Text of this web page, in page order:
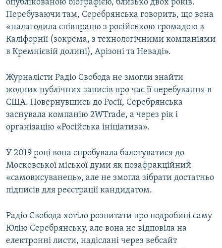
опублікованою біографією, близько двох років.
Перебуваючи там, Серебрянська говорить, що вона
«налагодила співпрацю з російською громадою в
Каліфорнії (зокрема, з технологічними компаніями
в Кремнієвій долині), Арізоні та Неваді».
Журналісти Радіо Свобода не змогли знайти
жодних публічних записів про час її перебування в
США. Повернувшись до Росії, Серебрянська
заснувала компанію 2WTrade, а через рік і
організацію «Російська ініціатива».
У 2019 році вона спробувала балотуватися до
Московської міської думи як позафракційний
«самовисуванець», але не змогла зібрати достатньо
підписів для реєстрації кандидатом.
Радіо Свобода хотіло розпитати про подробиці саму
Юлію Серебрянську, але вона не відповіла на
електронні листи, надіслані через вебсайт